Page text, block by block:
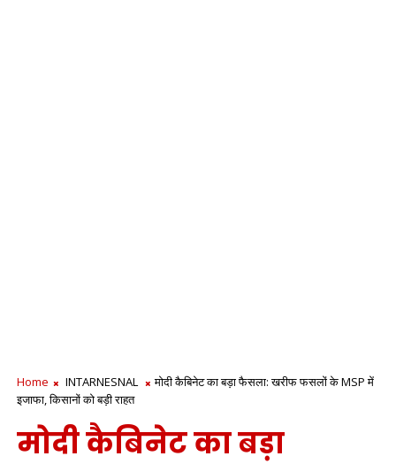
Home INTARNESNAL
मोदी कैबिनेट का बड़ा फैसला: खरीफ फसलों के MSP में
इजाफा, किसानों को बड़ी राहत
मोदी कैबिनेट का बड़ा